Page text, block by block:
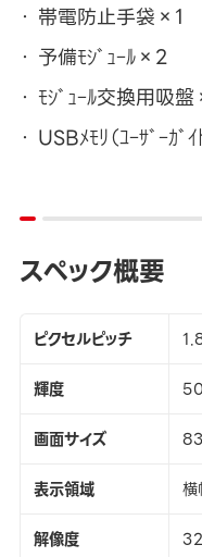
帯電防止手袋×1
予備ﾓｼﾞｭｰﾙ×2
ﾓｼﾞｭｰﾙ交換用吸
USBﾒﾓﾘ（ﾕｰｻﾞｰｶﾞ
スペック概要
ピクセルピッチ
輝度
画面サイズ
表示領域
解像度